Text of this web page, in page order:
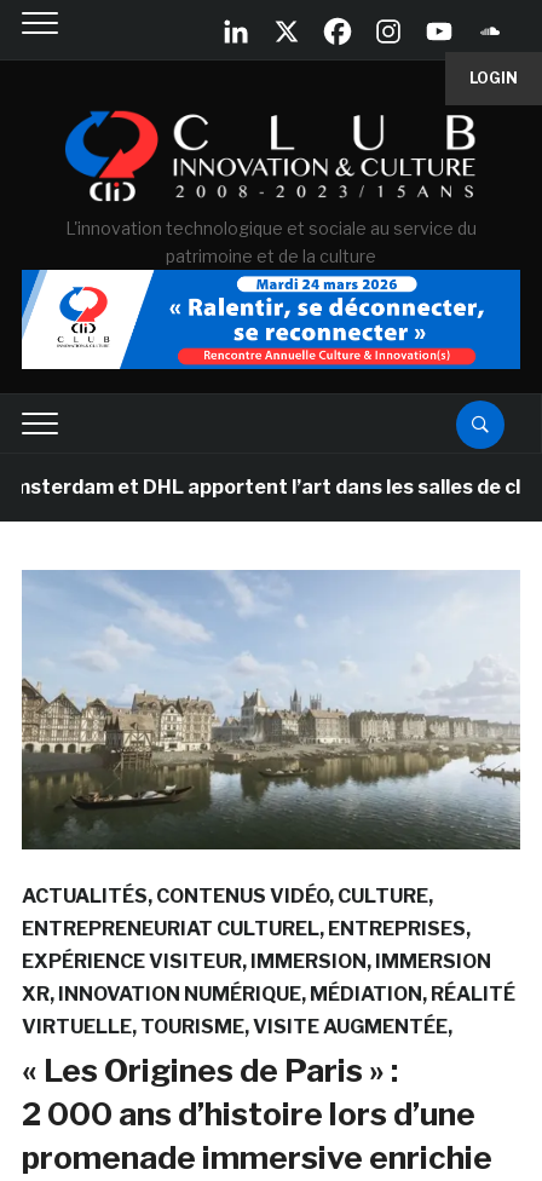
LOGIN
L'innovation technologique et sociale au service du
patrimoine et de la culture
et DHL apportent l’art dans les salles de classe
ACTUALITÉS CONTENUS VIDÉO CULTURE
ENTREPRENEURIAT CULTUREL ENTREPRISES
EXPÉRIENCE VISITEUR
IMMERSION
IMMERSION
XR
INNOVATION NUMÉRIQUE MÉDIATION
RÉALITÉ
VIRTUELLE TOURISME VISITE AUGMENTÉE
« Les Origines de Paris » :
2 000 ans d’histoire lors d’une
promenade immersive enrichie